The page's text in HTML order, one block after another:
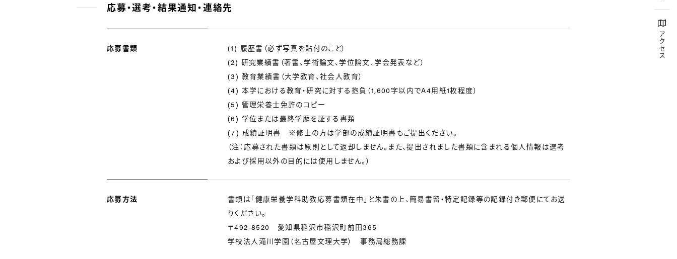
アクセス
応募・選考・結果通知・連絡先
応募書類
(1) 履歴書（必ず写真を貼付のこと）
(2) 研究業績書（著書、学術論文、学位論文、学会発表など）
(3) 教育業績書（大学教育、社会人教育）
(4) 本学における教育・研究に対する抱負（1,600字以内でA4用紙1枚程度）
(5) 管理栄養士免許のコピー
(6) 学位または最終学歴を証する書類
(7) 成績証明書 ※修士の方は学部の成績証明書もご提出ください。
（注：応募された書類は原則として返却しません。また、提出されました書類に含まれる個人情報は選考
および採用以外の目的には使用しません。）
応募方法
書類は「健康栄養学科助教応募書類在中」と朱書の上、簡易書留・特定記録等の記録付き郵便にてお送
りください。
〒492-8520 愛知県稲沢市稲沢町前田365
学校法人滝川学園（名古屋文理大学） 事務局総務課